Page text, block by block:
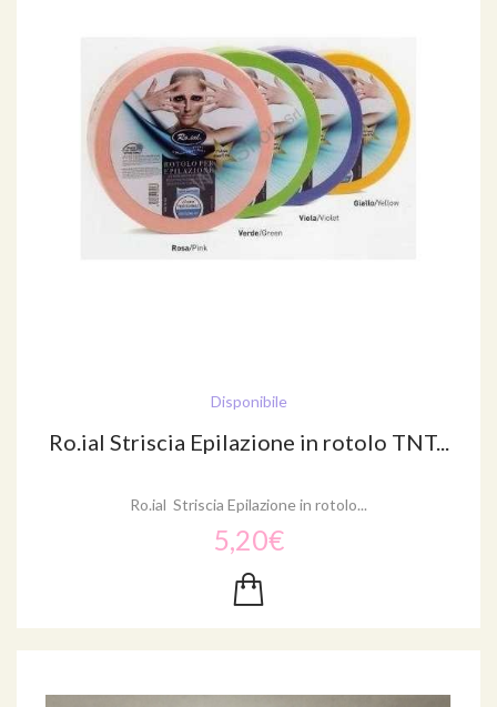
Disponibile
Ro.ial Striscia Epilazione in rotolo TNT...
Ro.ial Striscia Epilazione in rotolo...
5,20€